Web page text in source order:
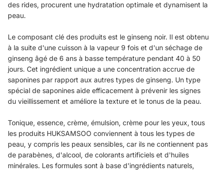
des rides, procurent une hydratation optimale et dynamisent la
peau.
Le composant clé des produits est le ginseng noir. Il est obtenu
à la suite d'une cuisson à la vapeur 9 fois et d'un séchage de
ginseng âgé de 6 ans à basse température pendant 40 à 50
jours. Cet ingrédient unique a une concentration accrue de
saponines par rapport aux autres types de ginseng. Un type
spécial de saponines aide efficacement à prévenir les signes
du vieillissement et améliore la texture et le tonus de la peau.
Tonique, essence, crème, émulsion, crème pour les yeux, tous
les produits HUKSAMSOO conviennent à tous les types de
peau, y compris les peaux sensibles, car ils ne contiennent pas
de parabènes, d'alcool, de colorants artificiels et d'huiles
minérales. Les formules sont à base d'ingrédients naturels,